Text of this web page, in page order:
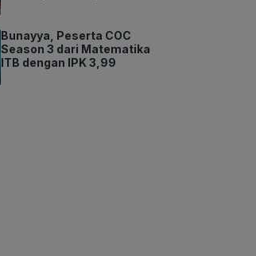
Bunayya, Peserta COC
Season 3 dari Matematika
ITB dengan IPK 3,99